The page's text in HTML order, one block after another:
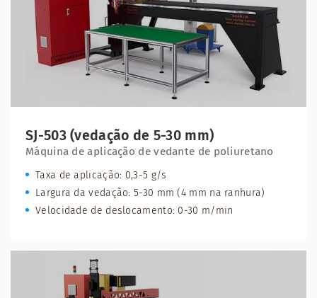
SJ-503 (vedação de 5-30 mm)
Máquina de aplicação de vedante de poliuretano
Taxa de aplicação: 0,3-5 g/s
Largura da vedação: 5-30 mm (4 mm na ranhura)
Velocidade de deslocamento: 0-30 m/min